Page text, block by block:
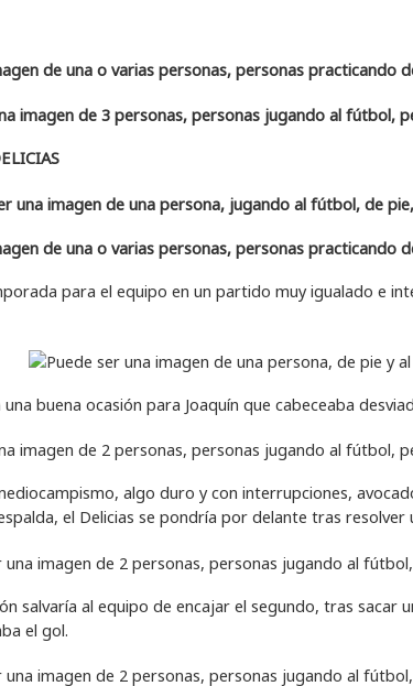
para el equipo en un partido muy igualado e
buena ocasión para Joaquín que cabeceaba
algo duro y con interrupciones,
el Delicias se pondría por delante tras
salvaría al equipo de encajar el segundo, tras sacar
el gol.